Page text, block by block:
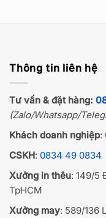
Thông tin liên hệ
Tư vấn & đặt hàng:
(Zalo/Whatsapp/
Khách doanh nghiệp:
CSKH: 0834 49 0834
Xưởng in thêu: 149/5
TpHCM
Xưởng may: 589/136